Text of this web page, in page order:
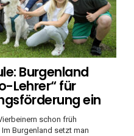
Burgenland
Lehrer“ für
ein
schon früh
Burgenland setzt man